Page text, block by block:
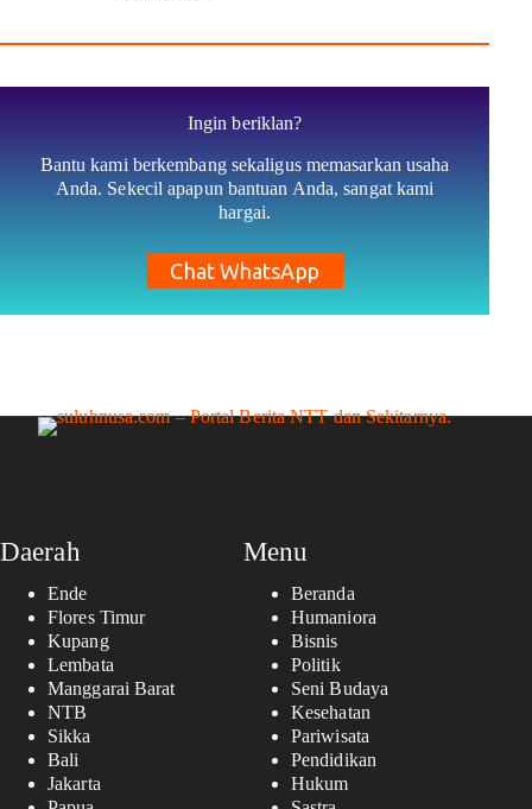
Ingin beriklan?
Bantu kami berkembang sekaligus memasarkan usaha
Anda. Sekecil apapun bantuan Anda, sangat kami
hargai.
Chat WhatsApp
Daerah
Ende
Flores Timur
Kupang
Lembata
Manggarai Barat
NTB
Sikka
Bali
Jakarta
Menu
Beranda
Humaniora
Bisnis
Politik
Seni Budaya
Kesehatan
Pariwisata
Pendidikan
Hukum